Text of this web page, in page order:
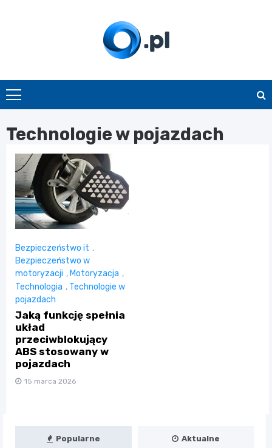
O.pl
Technologie w pojazdach
Bezpieczeństwo it ,
Bezpieczeństwo w
motoryzacji ,Motoryzacja ,
Technologia , Technologie w
pojazdach
Jaką funkcję spełnia
układ
przeciwblokujący
ABS stosowany w
pojazdach
15 marca 2026
Popularne Aktualne